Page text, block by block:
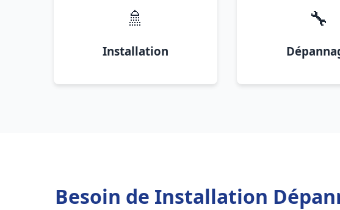
🚿
Installation
🔧
Besoin de Installation